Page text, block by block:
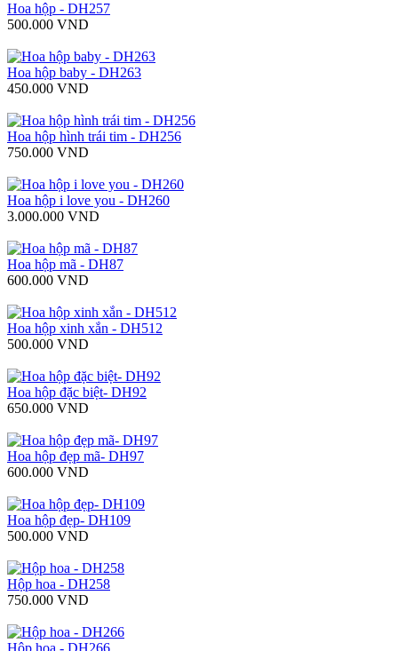
Hoa hộp - DH257
500.000 VND
Hoa hộp baby - DH263
450.000 VND
Hoa hộp hình trái tim - DH256
750.000 VND
Hoa hộp i love you - DH260
3.000.000 VND
Hoa hộp mã - DH87
600.000 VND
Hoa hộp xinh xắn - DH512
500.000 VND
Hoa hộp đặc biệt- DH92
650.000 VND
Hoa hộp đẹp mã- DH97
600.000 VND
Hoa hộp đẹp- DH109
500.000 VND
Hộp hoa - DH258
750.000 VND
Hộp hoa - DH266